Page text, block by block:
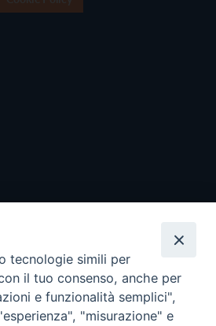
tecnologie simili per
il tuo consenso, anche per
e funzionalità semplici",
"misurazione" e